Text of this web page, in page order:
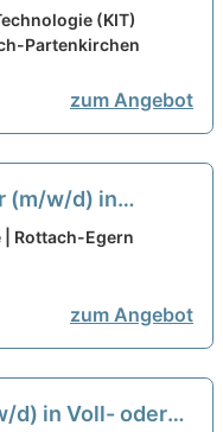
Regionale
d) in Teilzeit
(KIT)
Partenkirchen
zum Angebot
(m/w/d) in
Events für
| Rottach-Egern
zum Angebot
d) in Voll- oder